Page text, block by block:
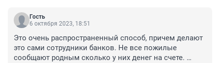
Гость
6 октября 2023, 18:51
Это очень распространенный способ, причем делают
это сами сотрудники банков. Не все пожилые
сообщают родным сколько у них денег на счете.